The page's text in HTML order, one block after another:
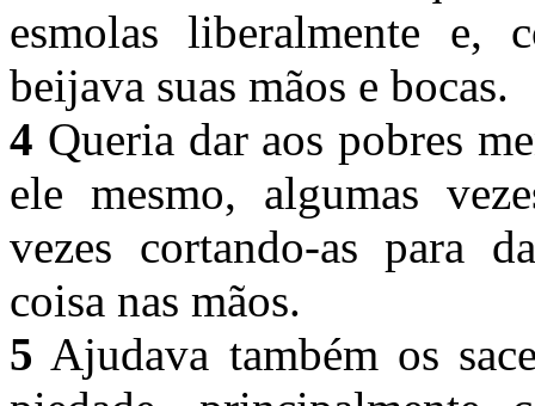
esmolas liberalmente e,
beijava suas mãos e bocas.
4 Queria dar aos pobres
ele mesmo, algumas
vezes cortando-as para
coisa nas mãos.
5 Ajudava também os